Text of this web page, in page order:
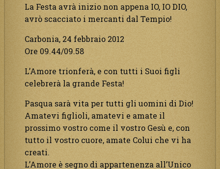
La Festa avrà inizio non appena IO, IO DIO,
avrò scacciato i mercanti dal Tempio!
Carbonia, 24 febbraio 2012
Ore 09.44/09.58
L’Amore trionferà, e con tutti i Suoi figli
celebrerà la grande Festa!
Pasqua sarà vita per tutti gli uomini di Dio!
Amatevi figlioli, amatevi e amate il
prossimo vostro come il vostro Gesù e, con
tutto il vostro cuore, amate Colui che vi ha
creati.
L’Amore è segno di appartenenza all’Unico